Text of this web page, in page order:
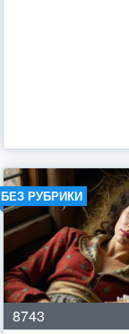
БЕЗ РУБРИКИ
8743